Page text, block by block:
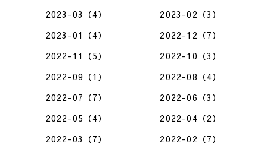
2023-03（4）
2023-02（3）
2023-01（4）
2022-12（7）
2022-11（5）
2022-10（3）
2022-09（1）
2022-08（4）
2022-07（7）
2022-06（3）
2022-05（4）
2022-04（2）
2022-03（7）
2022-02（7）